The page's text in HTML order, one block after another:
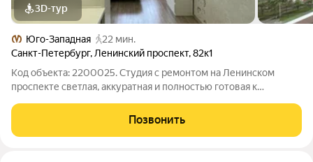
3D-тур
Юго-Западная
22 мин.
Санкт-Петербург, Ленинский проспект,82к1
Код объекта: 2200025. Студия с ремонтом на Ленинском
проспекте светлая, аккуратная и полностью готовая к
дарит открытый городской вид и много дневного света. В
квартире остается мебель и
Позвонить